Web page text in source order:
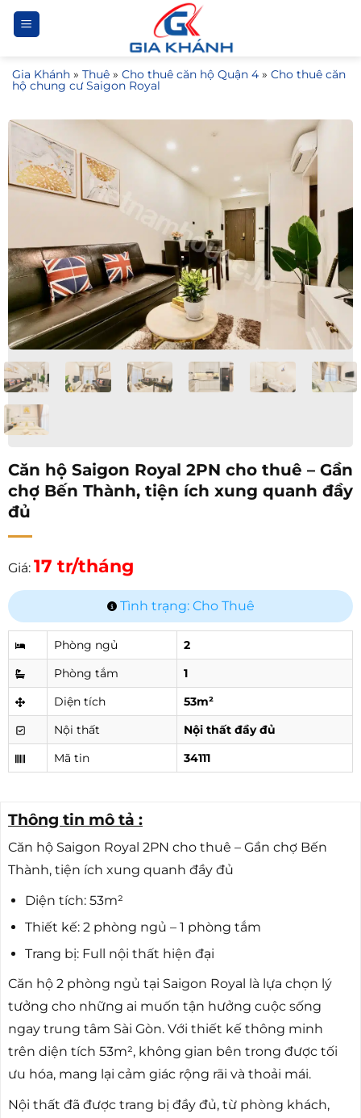
Bỏ
qua
dung
Gia Khánh » Thuê » Cho thuê căn hộ Quận 4 » Cho thuê căn
hộ chung cư Saigon Royal
Căn hộ Saigon Royal 2PN cho thuê – Gần
chợ Bến Thành, tiện ích xung quanh đầy
đủ
Giá: 17 tr/tháng
Tình trạng: Cho Thuê
Phòng ngủ
2
Phòng tắm
1
Diện tích
53m²
Nội thất
Nội thất đầy đủ
Mã tin
34111
Thông tin mô tả :
Căn hộ Saigon Royal 2PN cho thuê – Gần chợ Bến
Thành, tiện ích xung quanh đầy đủ
Diện tích: 53m²
Thiết kế: 2 phòng ngủ – 1 phòng tắm
Trang bị: Full nội thất hiện đại
Căn hộ 2 phòng ngủ tại Saigon Royal là lựa chọn lý
tưởng cho những ai muốn tận hưởng cuộc sống
ngay trung tâm Sài Gòn. Với thiết kế thông minh
trên diện tích 53m², không gian bên trong được tối
ưu hóa, mang lại cảm giác rộng rãi và thoải mái.
Nội thất đã được trang bị đầy đủ, từ phòng khách,